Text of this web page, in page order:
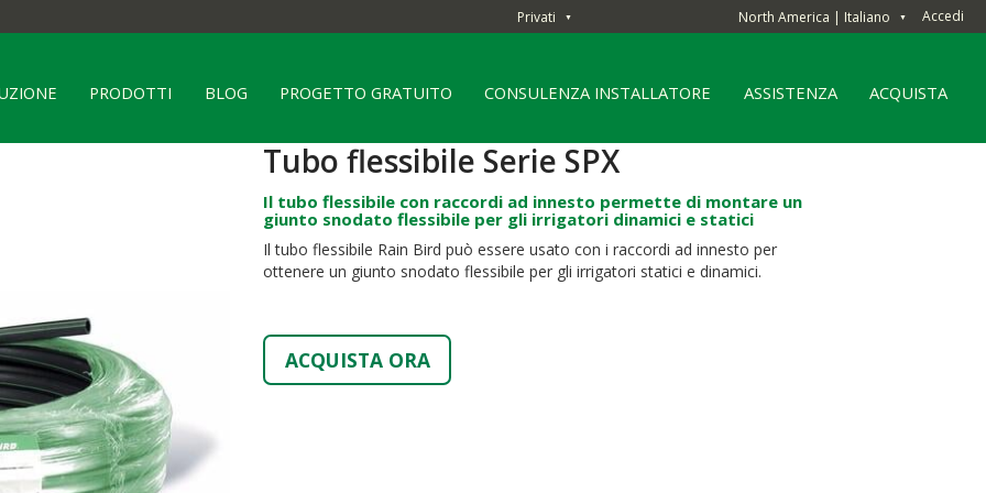
Privati ▼ North America | Italiano ▼ Accedi
PRODOTTI BLOG PROGETTO GRATUITO CONSULENZA INSTALLATORE ASSISTENZA ACQUISTA
Tubo flessibile Serie SPX
Il tubo flessibile con raccordi ad innesto permette di montare un
giunto snodato flessibile per gli irrigatori dinamici e statici
Il tubo flessibile Rain Bird può essere usato con i raccordi ad innesto per
ottenere un giunto snodato flessibile per gli irrigatori statici e dinamici.
ACQUISTA ORA